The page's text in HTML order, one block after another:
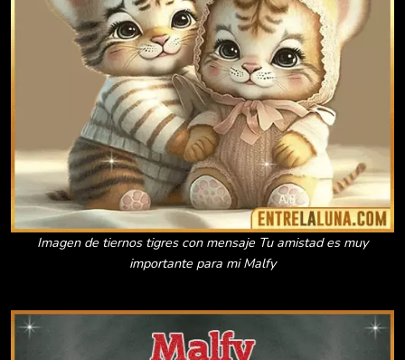
Imagen de tiernos tigres con mensaje Tu amistad es muy
importante para mi Malfy